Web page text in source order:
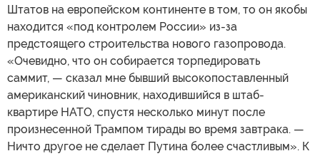
Штатов на европейском континенте в том, то он якобы
находится «под контролем России» из-за
предстоящего строительства нового газопровода.
«Очевидно, что он собирается торпедировать
саммит, — сказал мне бывший высокопоставленный
американский чиновник, находившийся в штаб-
квартире НАТО, спустя несколько минут после
произнесенной Трампом тирады во время завтрака. —
Ничто другое не сделает Путина более счастливым». К